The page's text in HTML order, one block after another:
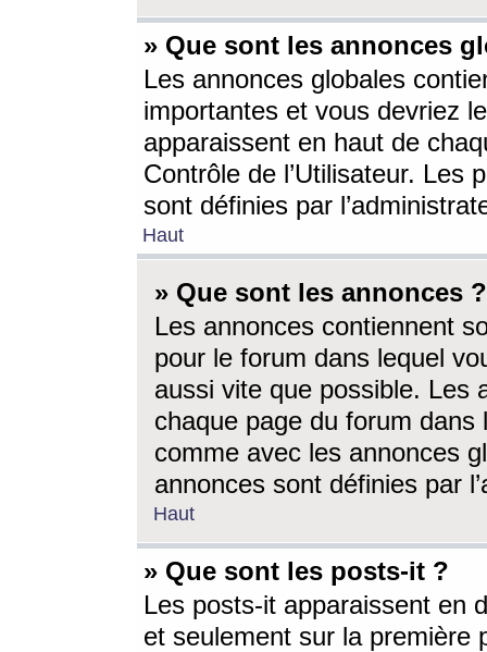
» Que sont les annonces
Les annonces globales
importantes et vous devriez
apparaissent en haut de
Contrôle de l’Utilisateur. Les
sont définies par
Haut
» Que sont les annonces ?
Les annonces contiennent
pour le forum dans lequel
aussi vite que possible. Les
chaque page du forum dans
comme avec les annonces
annonces sont définies par
Haut
» Que sont les posts-it ?
Les posts-it apparaissent en
et seulement sur la première